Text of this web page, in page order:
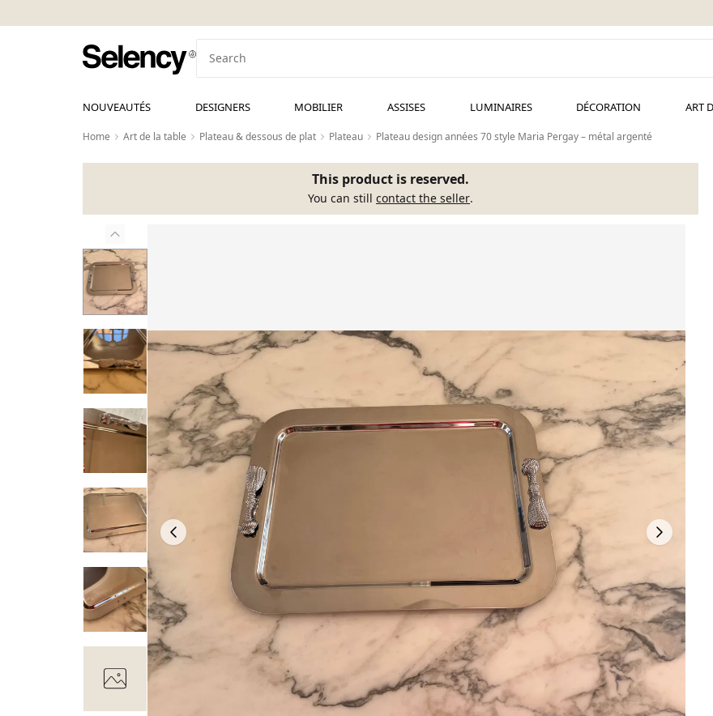
NOUVEAUTÉS DESIGNERS MOBILIER ASSISES LUMINAIRES DÉCORATION ART
Home Art de la table Plateau & dessous de plat Plateau Plateau design années 70 style Maria Pergay – métal argenté
This product is reserved.
You can still contact the seller.